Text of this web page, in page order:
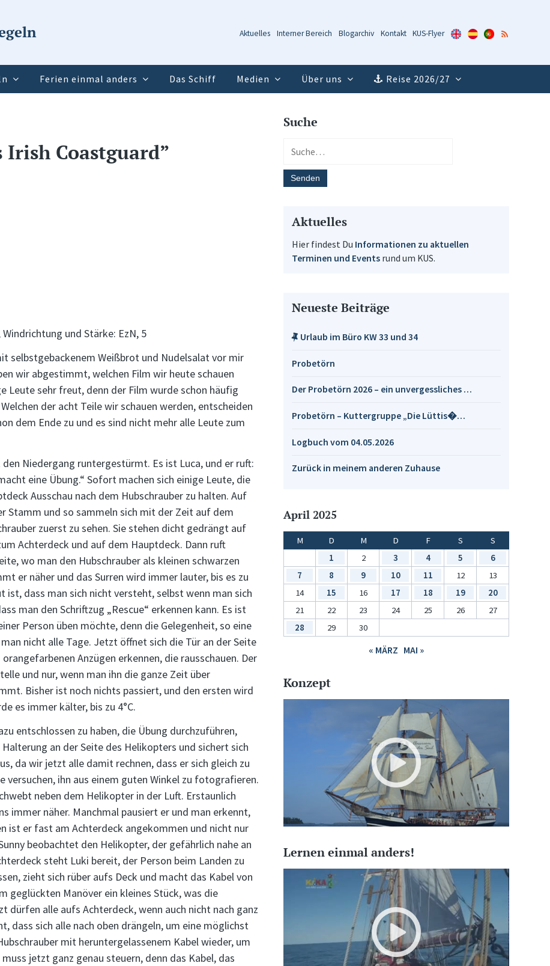
Aktuelles Interner Bereich Blogarchiv Kontakt KUS-Flyer
KUS-
Flyer
KUS-
Flyer
KUS-
Flyer
RSS-
Ferien einmal anders Das Schiff Medien Über uns Reise 2026/27
Coastguard”
und Stärke: EzN, 5
selbstgebackenem Weißbrot und Nudelsalat vor mir
wir abgestimmt, welchen Film wir heute schauen
Leute sehr freut, denn der Film wurde schon häufig
der acht Teile wir schauen werden, entscheiden
dem Ende zu und es sind nicht mehr alle Leute zum
Niedergang runtergestürmt. Es ist Luca, und er ruft:
eine Übung.“ Sofort machen sich einige Leute, die
Ausschau nach dem Hubschrauber zu halten. Auf
Stamm und so sammeln sich mit der Zeit auf dem
zuerst zu sehen. Sie stehen dicht gedrängt auf
Achterdeck und auf dem Hauptdeck. Dann ruft
wo man den Hubschrauber als kleinen schwarzen
er näher und das Surren wird immer lauter, bis es zu
dass man sich nicht versteht, selbst wenn man sich
man den Schriftzug „Rescue“ erkennen kann. Es ist
Person üben möchte, denn die Gelegenheit, so eine
nicht alle Tage. Jetzt öffnet sich die Tür an der Seite
Anzügen erkennen, die rausschauen. Der
und nur, wenn man ihn die ganze Zeit über
Bisher ist noch nichts passiert, und den ersten wird
es immer kälter, bis zu 4°C.
entschlossen zu haben, die Übung durchzuführen,
an der Seite des Helikopters und sichert sich
da wir jetzt alle damit rechnen, dass er sich gleich zu
versuchen, ihn aus einem guten Winkel zu fotografieren.
neben dem Helikopter in der Luft. Erstaunlich
immer näher. Manchmal pausiert er und man erkennt,
ist er fast am Achterdeck angekommen und nicht nur
beobachtet den Helikopter, der gefährlich nahe an
steht Luki bereit, der Person beim Landen zu
zieht sich rüber aufs Deck und macht das Kabel von
geglückten Manöver ein kleines Stück, was die
dürfen alle aufs Achterdeck, wenn auch nicht nach ganz
dass sich alle nach oben drängeln, um eine möglichst
mit heruntergelassenem Kabel wieder, um
jetzt ganz genau steuern, denn das Kabel, das
Suche
Aktuelles
Hier findest Du Informationen zu aktuellen
Terminen und Eventsrund um KUS.
Neueste Beiträge
Urlaub im Büro KW 33 und 34
Probetörn
Der Probetörn 2026 – ein unvergessliches …
Probetörn – Kuttergruppe „Die Lüttis�…
Logbuch vom 04.05.2026
Zurück in meinem anderen Zuhause
April 2025
M D M D F S
S
1
2 3 4 5
6
7
8 9 10 11 12
13
14
15 16 17 18 19
20
21
22 23 24 25 26
27
28
29 30
« MÄRZ MAI »
Konzept
Lernen einmal anders!